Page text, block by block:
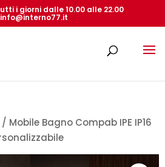
i giorni dalle 10.00 alle 22.00
info@interno77.it
/ Mobile Bagno Compab IPE IP16